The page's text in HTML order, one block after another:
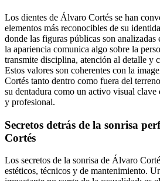
Los dientes de Álvaro Cortés se han
elementos más reconocibles de su
donde las figuras públicas son analizadas
la apariencia comunica algo sobre la
transmite disciplina, atención al detalle y
Estos valores son coherentes con la
Cortés tanto dentro como fuera del
su dentadura como un activo visual clave
y profesional.
Secretos detrás de la sonrisa
Cortés
Los secretos de la sonrisa de Álvaro
estéticos, técnicos y de mantenimiento.